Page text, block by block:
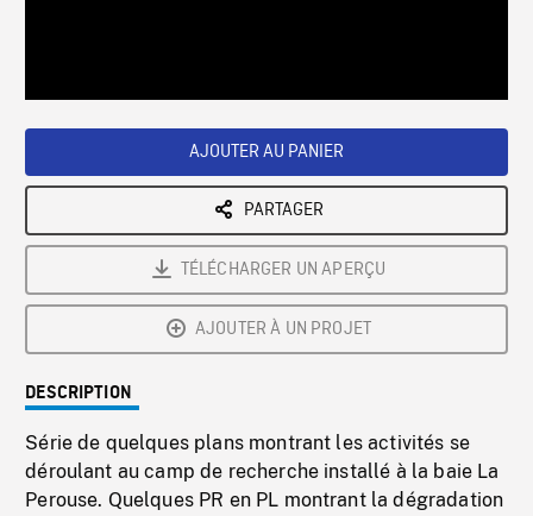
AJOUTER AU PANIER
PARTAGER
TÉLÉCHARGER UN APERÇU
AJOUTER À UN PROJET
DESCRIPTION
Série de quelques plans montrant les activités se
déroulant au camp de recherche installé à la baie La
Perouse. Quelques PR en PL montrant la dégradation